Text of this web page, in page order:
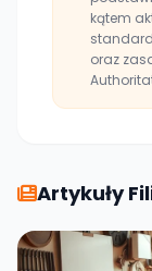
kątem
oraz
Artykuły